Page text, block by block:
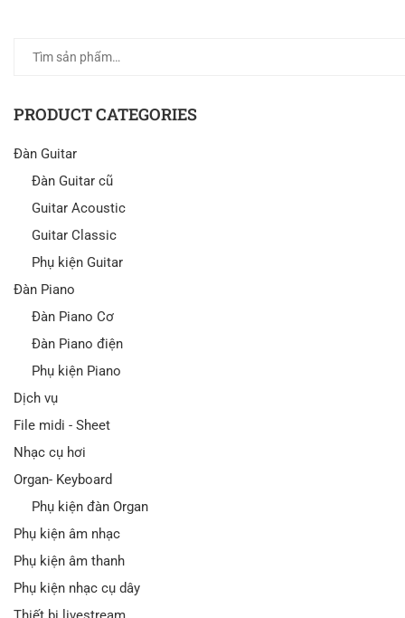
PRODUCT CATEGORIES
Đàn Guitar
Đàn Guitar cũ
Guitar Acoustic
Guitar Classic
Phụ kiện Guitar
Đàn Piano
Đàn Piano Cơ
Đàn Piano điện
Phụ kiện Piano
Dịch vụ
File midi - Sheet
Nhạc cụ hơi
Organ- Keyboard
Phụ kiện đàn Organ
Phụ kiện âm nhạc
Phụ kiện âm thanh
Phụ kiện nhạc cụ dây